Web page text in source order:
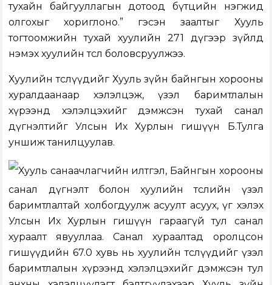
тухайн байгууллагын дотоод бүтцийн нэгжид
олгохыг хориглоно.” гэсэн заалтыг Хууль
тогтоомжийн тухай хуулийн 271 дүгээр зүйлд
нэмэх хуулийн төсөл боловсруулжээ.
Хуулийн төслүүдийг Хууль зүйн байнгын хорооны
хуралдаанаар хэлэлцэж, үзэл баримтлалын
хүрээнд хэлэлцэхийг дэмжсэн тухай санал
дүгнэлтийг Улсын Их Хурлын гишүүн Б.Тулга
уншиж танилцуулав.
Хууль санаачлагчийн илтгэл, Байнгын хорооны
санал дүгнэлт болон хуулийн төслийн үзэл
баримтлалтай холбогдуулж асуулт асуух, үг хэлэх
Улсын Их Хурлын гишүүн гараагүй тул санал
хураалт явууллаа. Санал хураалтад оролцсон
гишүүдийн 67.0 хувь нь хуулийн төслүүдийг үзэл
баримтлалын хүрээнд хэлэлцэхийг дэмжсэн тул